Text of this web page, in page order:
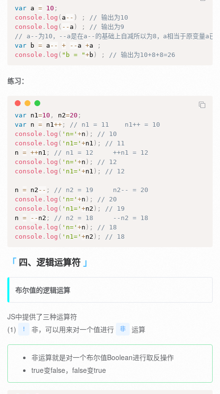
var a = 10 ;
console . log ( a -- ) ;
// 输出为10
console . log ( -- a ) ;
// 输出为9
// a--为10，--a是在a--的基础上自减所以为8，a相当于原变量a已经
var b = a -- + -- a +a
;
console . log ( "b = "+b ) ; // 输出为10+8+8=26
练习：
var n1=10 , n2=20 ;
var n = n1++ ;
// n1 = 11    n1++ = 10
console . log ( 'n=' +n ) ;
// 10
console . log ( 'n1=' +n1 ) ;
// 11
n = ++n1 ;
// n1 = 12     ++n1 = 12
console . log ( 'n=' +n ) ;
// 12
console . log ( 'n1=' +n1 ) ; // 12
n = n2 -- ;
// n2 = 19     n2-- = 20
console . log ( 'n=' +n ) ;
// 20
console . log ( 'n1=' +n2 ) ;
// 19
n = -- n2 ;
// n2 = 18     --n2 = 18
console . log ( 'n=' +n ) ;
// 18
console . log ( 'n1=' +n2 ) ; // 18
四、逻辑运算符
布尔值的逻辑运算
JS中提供了三种运算符
(1)
! 非，可以用来对一个值进行 非 运算
非运算就是对一个布尔值Boolean进行取反操作
true变false，false变true